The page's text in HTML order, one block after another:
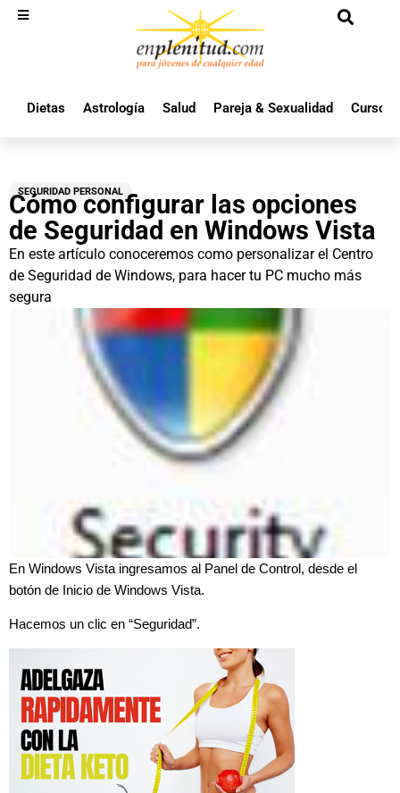
Dietas Astrología Salud Pareja & Sexualidad Cursos
SEGURIDAD PERSONAL
Cómo configurar las opciones
de Seguridad en Windows Vista
En este artículo conoceremos como personalizar el Centro
de Seguridad de Windows, para hacer tu PC mucho más
segura
En Windows Vista ingresamos al Panel de Control, desde el
botón de Inicio de Windows Vista.
Hacemos un clic en “Seguridad”.